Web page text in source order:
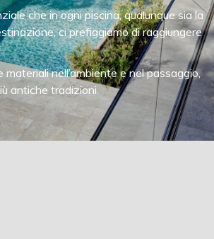
che in ogni piscina, qualunque sia la
ci prefiggiamo di raggiungere
nell’ambiente e nel passaggio,
antiche tradizioni.